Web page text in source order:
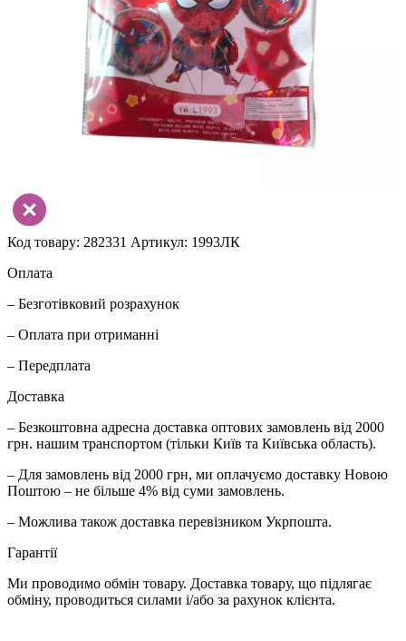
Код товару: 282331 Артикул: 1993ЛК
Оплата
– Безготівковий розрахунок
– Оплата при отриманні
– Передплата
Доставка
– Безкоштовна адресна доставка оптових замовлень від 2000
грн. нашим транспортом (тільки Київ та Київська область).
– Для замовлень від 2000 грн, ми оплачуємо доставку Новою
Поштою – не більше 4% від суми замовлень.
– Можлива також доставка перевізником Укрпошта.
Гарантії
Ми проводимо обмін товару. Доставка товару, що підлягає
обміну, проводиться силами і/або за рахунок клієнта.